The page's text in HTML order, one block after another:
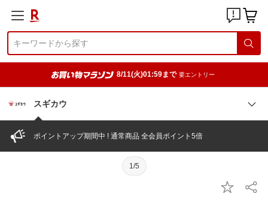
8/11(火)01:59まで 要エントリー
スギカウ
ポイントアップ期間中 ! 通常商品 全会員ポイント5倍
1/5